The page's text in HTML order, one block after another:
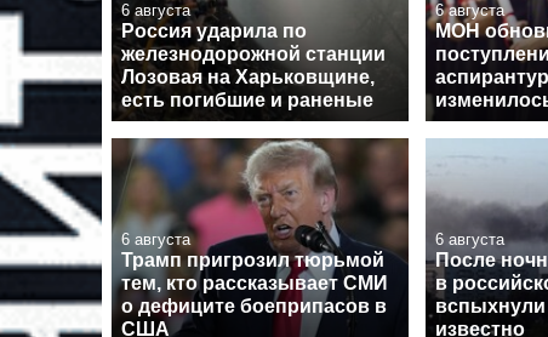
6 августа
Россия ударила по
железнодорожной станции
Лозовая на Харьковщине,
есть погибшие и раненые
6 августа
МОН
6 августа
Трамп пригрозил тюрьмой
тем, кто рассказывает СМИ
о дефиците боеприпасов в
США
6 августа
После
в
известно